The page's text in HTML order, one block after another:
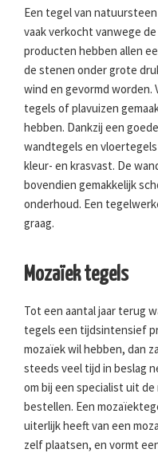
Een tegel van
vaak verkocht vanwege
producten hebben allen
de stenen onder grote
wind en gevormd
tegels of plavuizen
hebben. Dankzij een
wandtegels en
kleur- en krasvast. De
bovendien gemakkelijk
onderhoud. Een
graag.
Mozaïek tegels
Tot een aantal jaar terug
tegels een tijdsintensief
mozaïek wil hebben, dan
steeds veel tijd in beslag
om bij een specialist uit
bestellen. Een
uiterlijk heeft van een
zelf plaatsen, en vormt